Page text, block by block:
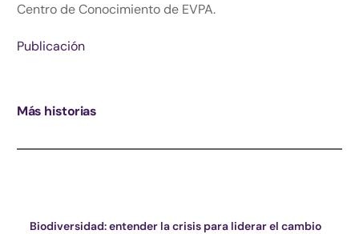
Centro de Conocimiento de EVPA.
Publicación
Más historias
Biodiversidad: entender la crisis para liderar el cambio